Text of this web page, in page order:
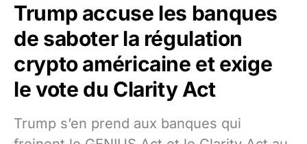
Trump accuse les banques
de saboter la régulation
crypto américaine et exige
le vote du Clarity Act
Trump s’en prend aux banques qui